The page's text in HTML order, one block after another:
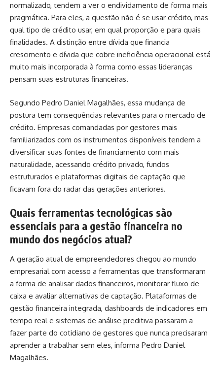
normalizado, tendem a ver o endividamento de forma mais
pragmática. Para eles, a questão não é se usar crédito, mas
qual tipo de crédito usar, em qual proporção e para quais
finalidades. A distinção entre dívida que financia
crescimento e dívida que cobre ineficiência operacional está
muito mais incorporada à forma como essas lideranças
pensam suas estruturas financeiras.
Segundo Pedro Daniel Magalhães, essa mudança de
postura tem consequências relevantes para o mercado de
crédito. Empresas comandadas por gestores mais
familiarizados com os instrumentos disponíveis tendem a
diversificar suas fontes de financiamento com mais
naturalidade, acessando crédito privado, fundos
estruturados e plataformas digitais de captação que
ficavam fora do radar das gerações anteriores.
Quais ferramentas tecnológicas são
essenciais para a gestão financeira no
mundo dos negócios atual?
A geração atual de empreendedores chegou ao mundo
empresarial com acesso a ferramentas que transformaram
a forma de analisar dados financeiros, monitorar fluxo de
caixa e avaliar alternativas de captação. Plataformas de
gestão financeira integrada, dashboards de indicadores em
tempo real e sistemas de análise preditiva passaram a
fazer parte do cotidiano de gestores que nunca precisaram
aprender a trabalhar sem eles, informa Pedro Daniel
Magalhães.